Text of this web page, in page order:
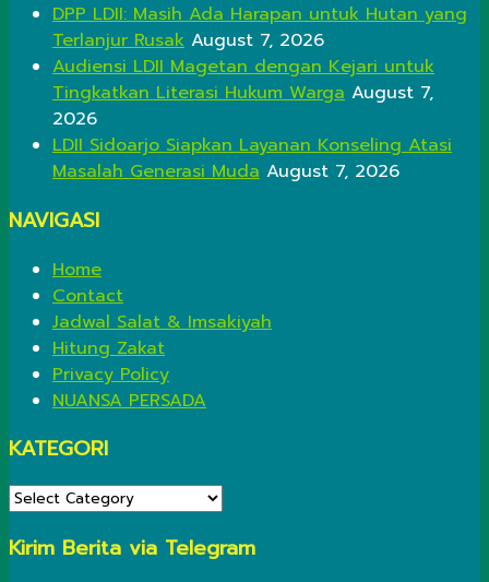
DPP LDII: Masih Ada Harapan untuk Hutan yang
Terlanjur Rusak August 7, 2026
Audiensi LDII Magetan dengan Kejari untuk
Tingkatkan Literasi Hukum Warga August 7,
2026
LDII Sidoarjo Siapkan Layanan Konseling Atasi
Masalah Generasi Muda August 7, 2026
NAVIGASI
Home
Contact
Jadwal Salat & Imsakiyah
Hitung Zakat
Privacy Policy
NUANSA PERSADA
KATEGORI
KATEGORI
Kirim Berita via Telegram